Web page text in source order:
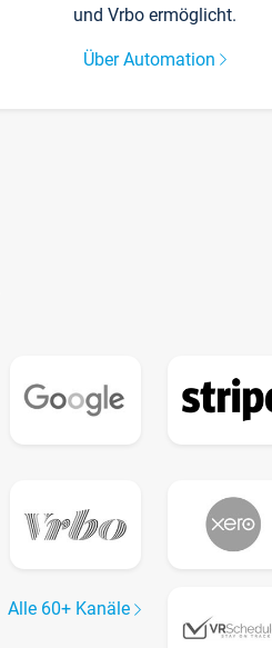
und Vrbo ermöglicht.
Über Automation
Alle 60+ Kanäle